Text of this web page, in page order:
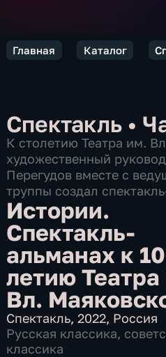
Главная Каталог
Спектакль •
К столетию Театра им.
художественный
Перегудов вместе с
труппы создал
Истории.
Спектакль-
альманах к
летию
Вл.
Спектакль,2022, Россия
Русская классика,
классика